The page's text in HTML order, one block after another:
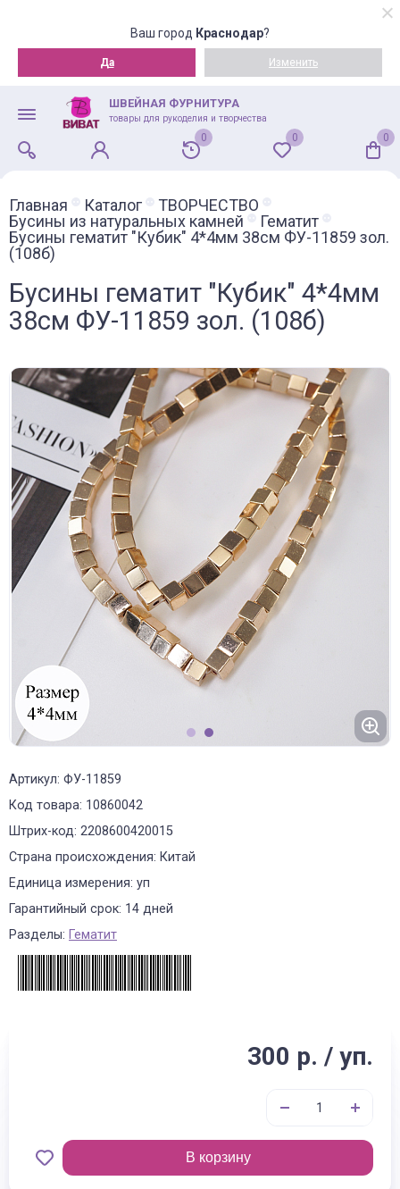
Ваш город Краснодар?
Да Изменить
ШВЕЙНАЯ ФУРНИТУРА
товары для рукоделия и творчества
0 0 0
Главная Каталог
ТВОРЧЕСТВО
Бусины из натуральных камней
Гематит
Бусины гематит "Кубик" 4*4мм 38см ФУ-11859 зол.
(108б)
Бусины гематит "Кубик" 4*4мм
38см ФУ-11859 зол. (108б)
Артикул: ФУ-11859
Код товара: 10860042
Штрих-код: 2208600420015
Страна происхождения: Китай
Единица измерения: уп
Гарантийный срок: 14 дней
Разделы: Гематит
300 р. / уп.
В корзину